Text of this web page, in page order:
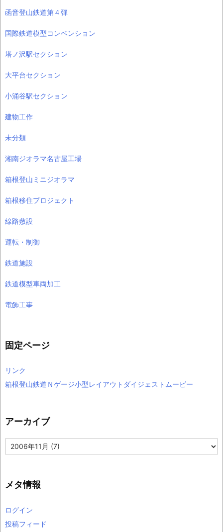
函音登山鉄道第４弾
国際鉄道模型コンベンション
塔ノ沢駅セクション
大平台セクション
小涌谷駅セクション
建物工作
未分類
湘南ジオラマ名古屋工場
箱根登山ミニジオラマ
箱根移住プロジェクト
線路敷設
運転・制御
鉄道施設
鉄道模型車両加工
電飾工事
固定ページ
リンク
箱根登山鉄道Ｎゲージ小型レイアウトダイジェストムービー
アーカイブ
ア
ー
ブ
メタ情報
ログイン
投稿フィード